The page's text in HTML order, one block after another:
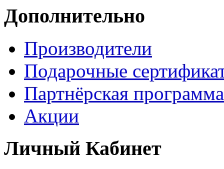
Дополнительно
Производители
Подарочные
Партнёрская программа
Акции
Личный Кабинет